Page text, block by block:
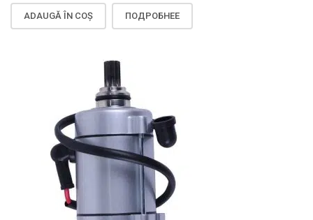
ADAUGĂ ÎN COȘ ПОДРОБНЕЕ